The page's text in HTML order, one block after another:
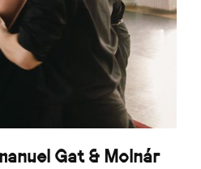
Gat & Molnár